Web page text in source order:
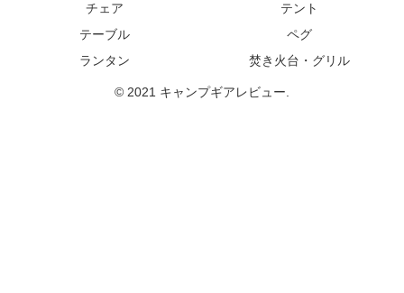
チェア
テント
テーブル
ペグ
ランタン
焚き火台・グリル
© 2021 キャンプギアレビュー.